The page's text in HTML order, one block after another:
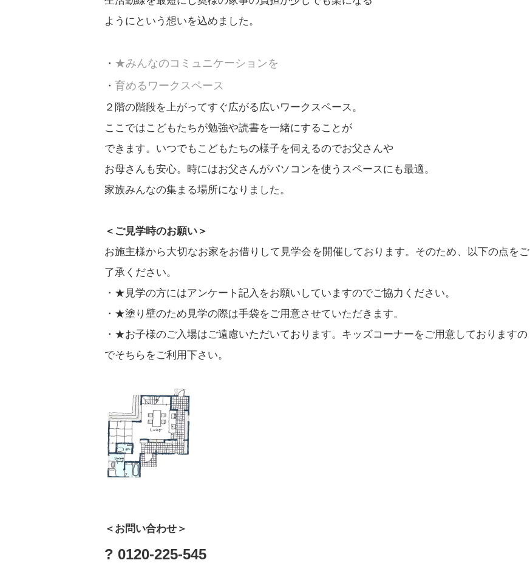
ようにという想いを込めました。
★みんなのコミュニケーションを
育めるワークスペース
２階の階段を上がってすぐ広がる広いワークスペース。
ここではこどもたちが勉強や読書を一緒にすることが
できます。いつでもこどもたちの様子を伺えるのでお父さんや
お母さんも安心。時にはお父さんがパソコンを使うスペースにも最適。
家族みんなの集まる場所になりました。
＜ご見学時のお願い＞
お施主様から大切なお家をお借りして見学会を開催しております。そのため、以下の点をご
了承ください。
★見学の方にはアンケート記入をお願いしていますのでご協力ください。
★塗り壁のため見学の際は手袋をご用意させていただきます。
★お子様のご入場はご遠慮いただいております。キッズコーナーをご用意しておりますの
でそちらをご利用下さい。
＜お問い合わせ＞
? 0120-225-545